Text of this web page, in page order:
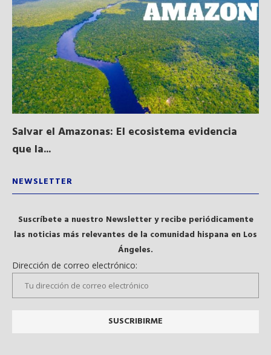
Salvar el Amazonas: El ecosistema evidencia
que la...
NEWSLETTER
Suscríbete a nuestro Newsletter y recibe periódicamente
las noticias más relevantes de la comunidad hispana en Los
Ángeles.
Dirección de correo electrónico: